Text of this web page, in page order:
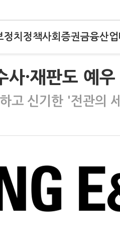
정치 정책사회 증권금융산업
·재판도 예
고 신기한 '전관의